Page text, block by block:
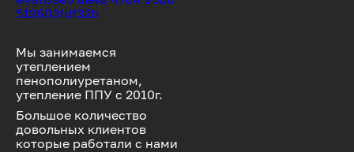
Мы занимаемся
утеплением
пенополиуретаном,
утепление ППУ с 2010г.
Большое количество
довольных клиентов
которые работали с нами